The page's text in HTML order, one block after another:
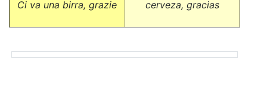
Ci va una birra, grazie
cerveza, gracias